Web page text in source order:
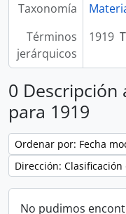
Taxonomía
Términos
jerárquicos
1919
0 Descripción
para 1919
Ordenar por: Fecha
Dirección:
No pudimos